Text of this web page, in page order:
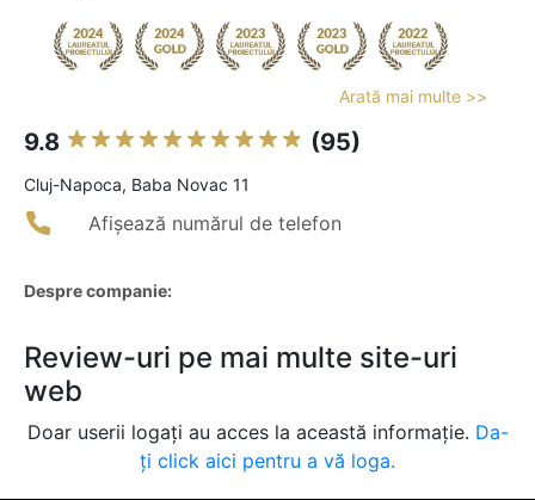
Arată mai multe >>
9.8 (95)
Cluj-Napoca, Baba Novac 11
Afișează numărul de telefon
Despre companie:
Review-uri pe mai multe site-uri
web
Doar userii logați au acces la această informație. Da-
ți click aici pentru a vă loga.